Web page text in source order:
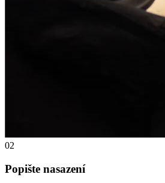
02
Popište nasazení